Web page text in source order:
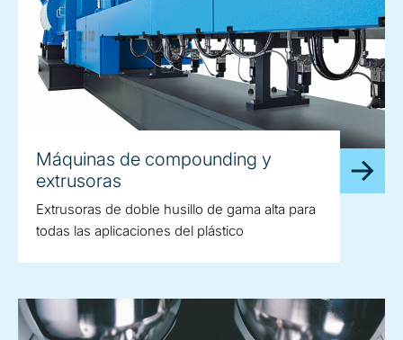
Máquinas de compounding y
extrusoras
Extrusoras de doble husillo de gama alta para
todas las aplicaciones del plástico